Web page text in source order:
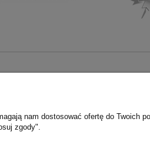
Ustawienia konta
Przechowalnia
nam dostosować ofertę do
zgody".